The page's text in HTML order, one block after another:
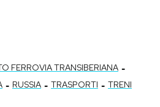
FERROVIA TRANSIBERIANA -
- RUSSIA - TRASPORTI - TRENI